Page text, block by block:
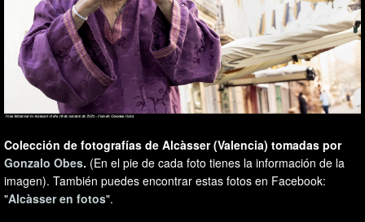
Colección de fotografías de Alcàsser (Valencia) tomadas por
Gonzalo Obes. (En el pie de cada foto tienes la información de la
imagen). También puedes encontrar estas fotos en Facebook:
"Alcàsser en fotos".